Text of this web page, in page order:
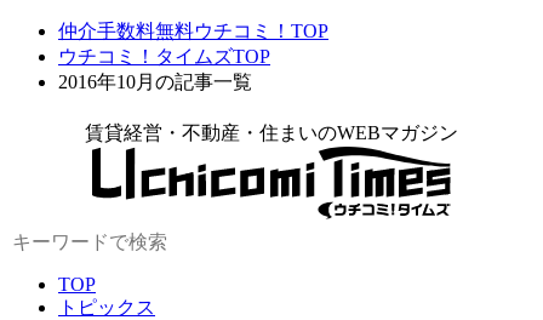
仲介手数料無料ウチコミ！TOP
ウチコミ！タイムズTOP
2016年10月の記事一覧
賃貸経営・不動産・住まいのWEBマガジン
TOP
トピックス